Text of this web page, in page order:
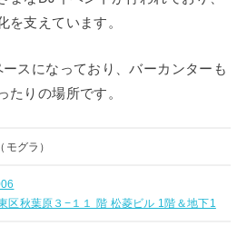
を支えています。
スになっており、バーカンターも
たりの場所です。
モグラ）
区秋葉原３−１１ 階 松菱ビル 1階＆地下1